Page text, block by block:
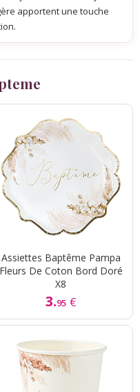
apportent une touche
Assiettes Baptême Pampa
Fleurs De Coton Bord Doré
X8
3.95 €